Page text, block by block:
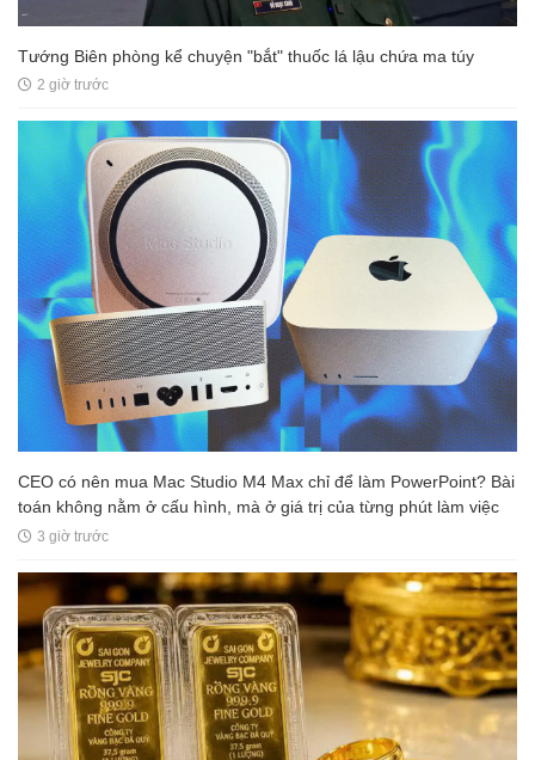
Tướng Biên phòng kể chuyện "bắt" thuốc lá lậu chứa ma túy
2 giờ trước
CEO có nên mua Mac Studio M4 Max chỉ để làm PowerPoint? Bài
toán không nằm ở cấu hình, mà ở giá trị của từng phút làm việc
3 giờ trước